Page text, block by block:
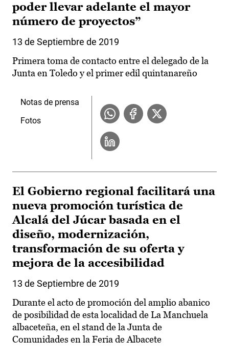
poder llevar adelante el mayor
número de proyectos”
13 de Septiembre de 2019
Primera toma de contacto entre el delegado de la
Junta en Toledo y el primer edil quintanareño
Notas de prensa
Fotos
El Gobierno regional facilitará una
nueva promoción turística de
Alcalá del Júcar basada en el
diseño, modernización,
transformación de su oferta y
mejora de la accesibilidad
13 de Septiembre de 2019
Durante el acto de promoción del amplio abanico
de posibilidad de esta localidad de La Manchuela
albaceteña, en el stand de la Junta de
Comunidades en la Feria de Albacete